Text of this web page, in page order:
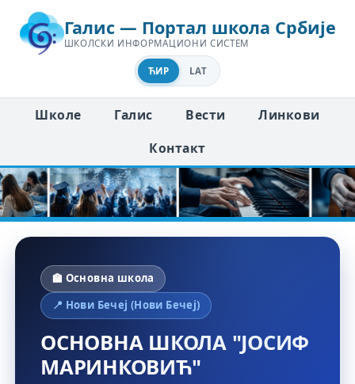
Галис — Портал школа Србије
ШКОЛСКИ ИНФОРМАЦИОНИ СИСТЕМ
ЋИР LAT
Школе Галис Вести
Линкови
Контакт
🏫 Основна школа
📍 Нови Бечеј (Нови Бечеј)
ОСНОВНА ШКОЛА "ЈОСИФ
МАРИНКОВИЋ"